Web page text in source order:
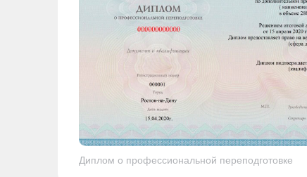
Диплом о профессиональной переподготовке